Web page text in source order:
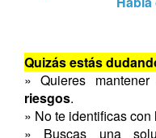
Quizás estás
» Quieres
riesgos.
» No te identificas
» Buscas una